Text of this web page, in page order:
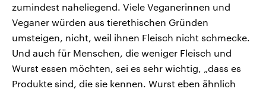
zumindest naheliegend. Viele Veganerinnen und
Veganer würden aus tierethischen Gründen
umsteigen, nicht, weil ihnen Fleisch nicht schmecke.
Und auch für Menschen, die weniger Fleisch und
Wurst essen möchten, sei es sehr wichtig, „dass es
Produkte sind, die sie kennen. Wurst eben ähnlich